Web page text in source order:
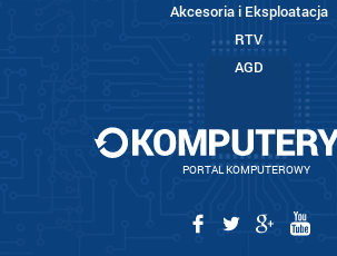
Akcesoria i Eksploatacja
RTV
AGD
PORTAL KOMPUTEROWY